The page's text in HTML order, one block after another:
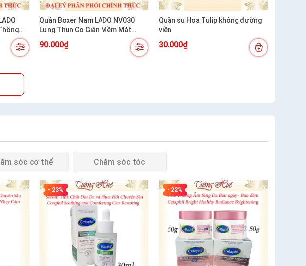
Quần Boxer Nam LADO NV030
Lưng Thun Co Giãn Mềm Mát
90.000₫
Quần su Hoa Tulip không đường
viền
30.000₫
sóc cơ thể Chăm sóc tóc
- 23% - 22%